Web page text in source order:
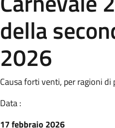
della
2026
Causa forti venti, per ragioni
Data :
17 febbraio 2026